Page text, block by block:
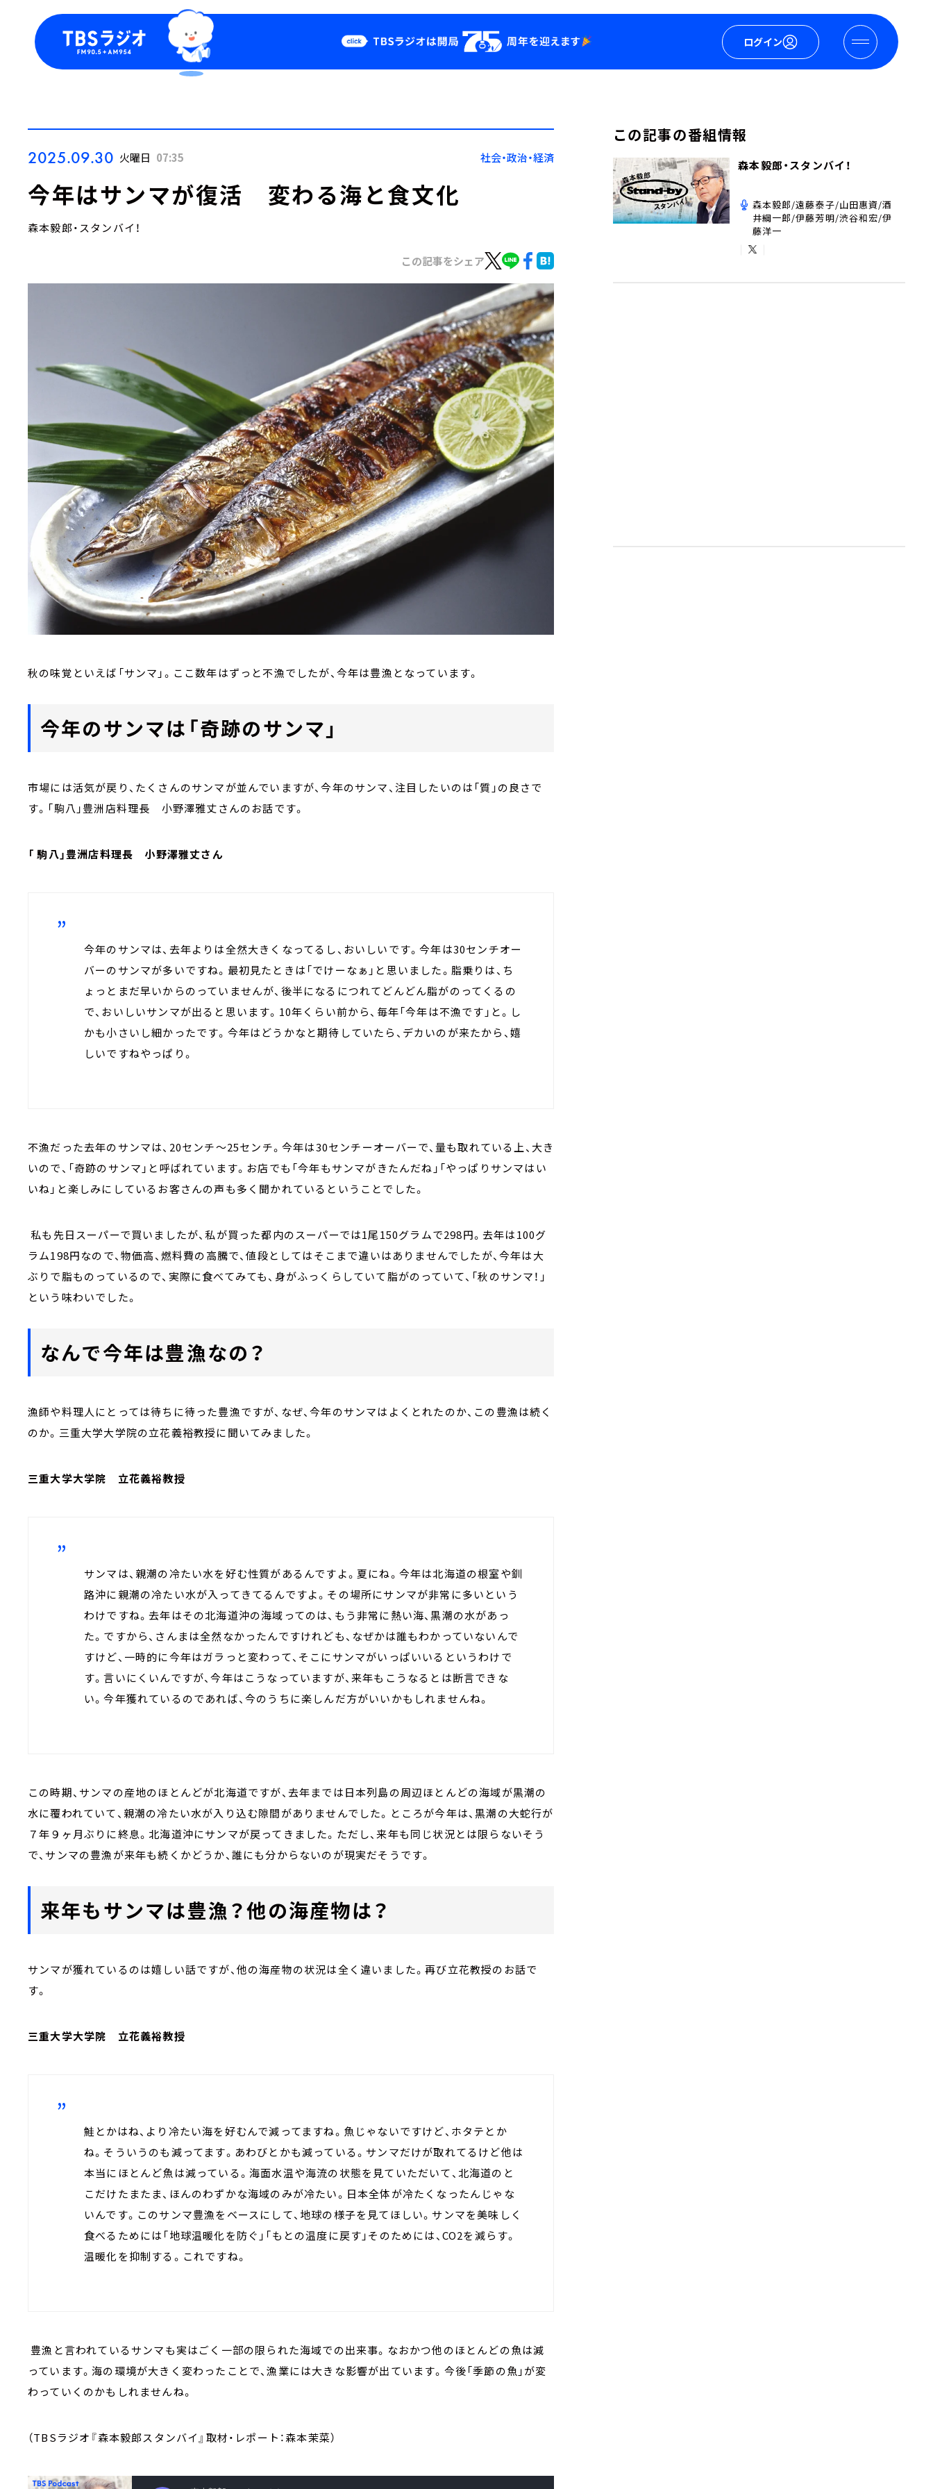
ログイン
Podcast
YouTube
会社情報
2025.09.30 火曜日 07:35 社会・政治・経済
今年はサンマが復活 変わる海と食文化
森本毅郎・スタンバイ！
この記事をシェア
秋の味覚といえば「サンマ」。ここ数年はずっと不漁でしたが、今年は豊漁となっています。
今年のサンマは「奇跡のサンマ」
市場には活気が戻り、たくさんのサンマが並んでいますが、今年のサンマ、注目したいのは「質」の良さで
す。「駒八」豊洲店料理長 小野澤雅丈さんのお話です。
「駒八」豊洲店料理長 小野澤雅丈さん
今年のサンマは、 去年よりは全然大きくなってるし、おいしいです。今年は30センチオー
バーのサンマが多いですね。最初見たときは「でけーなぁ」と思いました。脂乗りは、ち
ょっとまだ早いからのっていませんが、後半になるにつれてどんどん脂がのってくるの
で、おいしいサンマが出ると思います。10年くらい前から、毎年「今年は不漁です」と。し
かも小さいし細かったです。今年はどうかなと期待していたら、デカいのが来たから、嬉
しいですねやっぱり。
不漁だった去年のサンマは、20センチ～25センチ。今年は30センチーオーバーで、量も取れている上、大き
いので、「奇跡のサンマ」と呼ばれています。お店でも「今年もサンマがきたんだね」「やっぱりサンマはい
いね」と楽しみにしているお客さんの声も多く聞かれているということでした。
私も先日スーパーで買いましたが、私が買った都内のスーパーでは1尾150グラムで298円。去年は100グ
ラム198円なので、物価高、燃料費の高騰で、値段としてはそこまで違いはありませんでしたが、今年は大
ぶりで脂ものっているので、実際に食べてみても、身がふっくらしていて脂がのっていて、「秋のサンマ！」
という味わいでした。
なんで今年は豊漁なの？
漁師や料理人にとっては待ちに待った豊漁ですが、なぜ、今年のサンマはよくとれたのか、この豊漁は続く
のか。三重大学大学院の立花義裕教授に聞いてみました。
三重大学大学院 立花義裕教授
サンマは、親潮の冷たい水を好む性質があるんですよ。夏にね。今年は北海道の根室や釧
路沖に親潮の冷たい水が入ってきてるんですよ。その場所にサンマが非常に多いという
わけですね。去年はその北海道沖の海域ってのは、もう非常に熱い海、黒潮の水があっ
た。ですから、さんまは全然なかったんですけれども、なぜかは誰もわかっていないんで
すけど、一時的に今年はガラっと変わって、そこにサンマがいっぱいいるというわけで
す。言いにくいんですが、今年はこうなっていますが、来年もこうなるとは断言できな
い。今年獲れているのであれば、今のうちに楽しんだ方がいいかもしれませんね。
この時期、サンマの産地のほとんどが北海道ですが、去年までは日本列島の周辺ほとんどの海域が黒潮の
水に覆われていて、親潮の冷たい水が入り込む隙間がありませんでした。ところが今年は、黒潮の大蛇行が
７年９ヶ月ぶりに終息。北海道沖にサンマが戻ってきました。ただし、来年も同じ状況とは限らないそう
で、サンマの豊漁が来年も続くかどうか、誰にも分からないのが現実だそうです。
来年もサンマは豊漁？他の海産物は？
サンマが獲れているのは嬉しい話ですが、他の海産物の状況は全く違いました。再び立花教授のお話で
す。
三重大学大学院 立花義裕教授
鮭とかはね、より冷たい海を好むんで減ってますね。魚じゃないですけど、ホタテとか
ね。そういうのも減ってます。あわびとかも減っている。サンマだけが取れてるけど他は
本当にほとんど魚は減っている。海面水温や海流の状態を見ていただいて、北海道のと
こだけたまたま、ほんのわずかな海域のみが冷たい。日本全体が冷たくなったんじゃな
いんです。このサンマ豊漁をベースにして、地球の様子を見てほしい。サンマを美味しく
食べるためには「地球温暖化を防ぐ」「もとの温度に戻す」そのためには、CO2を減らす。
温暖化を抑制する。これですね。
豊漁と言われているサンマも実はごく一部の限られた海域での出来事。なおかつ他のほとんどの魚は減
っています。海の環境が大きく変わったことで、漁業には大きな影響が出ています。今後「季節の魚」が変
わっていくのかもしれませんね。
（TBSラジオ『森本毅郎スタンバイ』取材・レポート：森本茉菜）
この記事の番組情報
森本毅郎・スタンバイ！
森本毅郎/遠藤泰子/山田惠資/酒
井綱一郎/伊藤芳明/渋谷和宏/伊
藤洋一